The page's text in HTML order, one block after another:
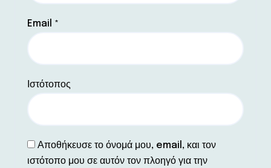
Email *
Ιστότοπος
Αποθήκευσε το όνομά μου, email, και τον
ιστότοπο μου σε αυτόν τον πλοηγό για την